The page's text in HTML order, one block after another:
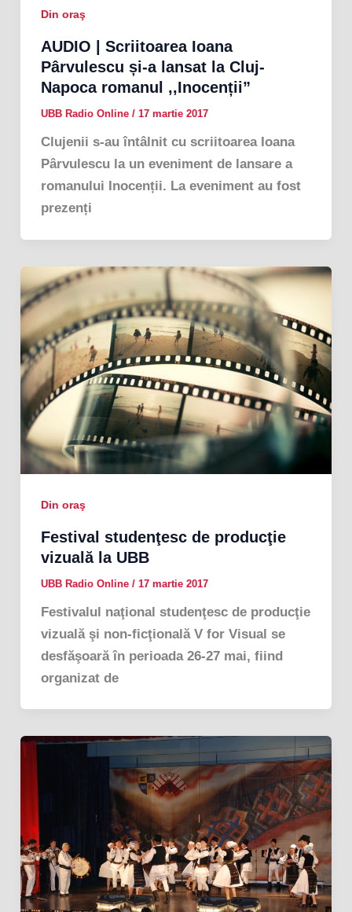
Din oraş
AUDIO | Scriitoarea Ioana
Pârvulescu și-a lansat la Cluj-
Napoca romanul ,,Inocenții”
UBB Radio Online / 17 martie 2017
Clujenii s-au întâlnit cu scriitoarea Ioana
Pârvulescu la un eveniment de lansare a
romanului Inocenții. La eveniment au fost
prezenți
Din oraş
Festival studenţesc de producţie
vizuală la UBB
UBB Radio Online / 17 martie 2017
Festivalul naţional studenţesc de producţie
vizuală şi non-ficţională V for Visual se
desfăşoară în perioada 26-27 mai, fiind
organizat de